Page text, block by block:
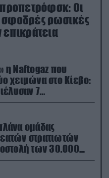
Οι
σφοδρές ρωσικές
επικράτεια
η Naftogaz που
χειμώνα στο Κίεβο:
7
του ουκρανικού
ομάδας
στρατιωτών
των 30.000
στη Ρωσία (βίντεο)